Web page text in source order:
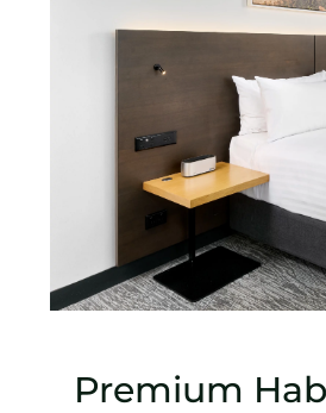
Premium